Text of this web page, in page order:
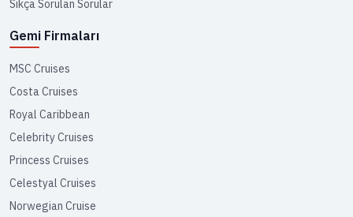
Sıkça Sorulan Sorular
Gemi Firmaları
MSC Cruises
Costa Cruises
Royal Caribbean
Celebrity Cruises
Princess Cruises
Celestyal Cruises
Norwegian Cruise